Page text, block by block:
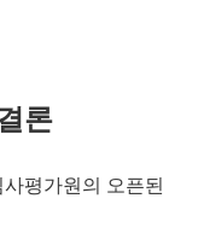
론
평가원의 오픈된